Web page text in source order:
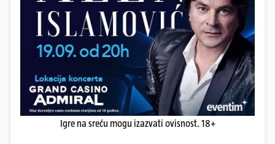
Igre na sreću mogu izazvati ovisnost. 18+